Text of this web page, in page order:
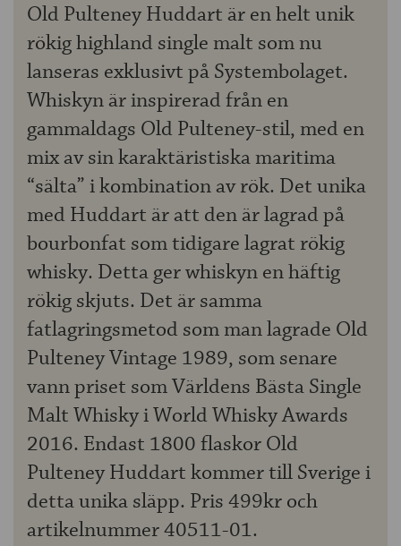
Old Pulteney Huddart är en helt unik
rökig highland single malt som nu
lanseras exklusivt på Systembolaget.
Whiskyn är inspirerad från en
gammaldags Old Pulteney-stil, med en
mix av sin karaktäristiska maritima
“sälta” i kombination av rök. Det unika
med Huddart är att den är lagrad på
bourbonfat som tidigare lagrat rökig
whisky. Detta ger whiskyn en häftig
rökig skjuts. Det är samma
fatlagringsmetod som man lagrade Old
Pulteney Vintage 1989, som senare
vann priset som Världens Bästa Single
Malt Whisky i World Whisky Awards
2016. Endast 1800 flaskor Old
Pulteney Huddart kommer till Sverige i
detta unika släpp. Pris 499kr och
artikelnummer 40511-01.